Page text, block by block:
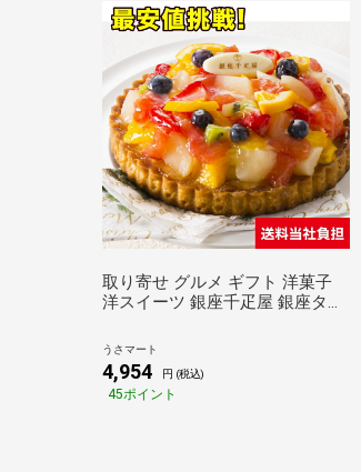
取り寄せ グルメ ギフト 洋菓子
洋スイーツ 銀座千疋屋 銀座タル
うさマート
4,954 円 (税込)
45ポイント